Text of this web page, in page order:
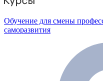
Обучение для смены
саморазвития